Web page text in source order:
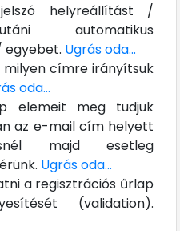
helyreállítást /
automatikus
Ugrás oda...
milyen címre irányítsuk
oda...
elemeit meg tudjuk
az e-mail cím helyett
majd esetleg
Ugrás oda...
a regisztrációs űrlap
(validation).